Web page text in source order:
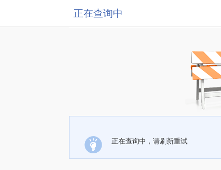
正在查询中
正在查询中，请刷新重试